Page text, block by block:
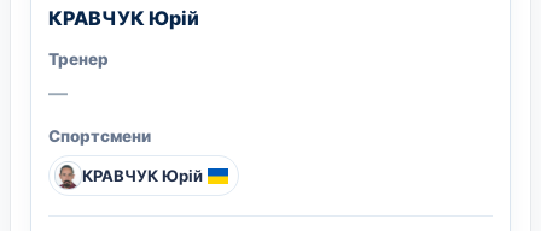
КРАВЧУК Юрій
Тренер
—
Спортсмени
КРАВЧУК Юрій